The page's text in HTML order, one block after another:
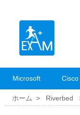
Microsoft Cisco
ホーム > Riverbed